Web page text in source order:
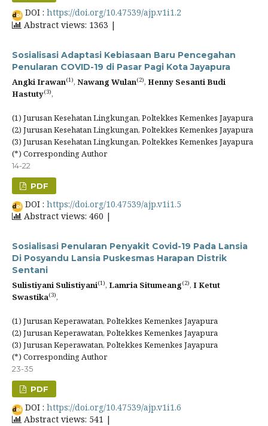
DOI : https://doi.org/10.47539/ajp.v1i1.2
Abstract views: 1363 |
Sosialisasi Adaptasi Kebiasaan Baru Pencegahan
Penularan COVID-19 di Pasar Pagi Kota Jayapura
Angki Irawan(1), Nawang Wulan(2), Henny Sesanti Budi
Hastuty(3),
(1) Jurusan Kesehatan Lingkungan, Poltekkes Kemenkes Jayapura
(2) Jurusan Kesehatan Lingkungan, Poltekkes Kemenkes Jayapura
(3) Jurusan Kesehatan Lingkungan, Poltekkes Kemenkes Jayapura
(*) Corresponding Author
14-22
PDF
DOI : https://doi.org/10.47539/ajp.v1i1.5
Abstract views: 460 |
Sosialisasi Penularan Penyakit Covid-19 Pada Lansia
Di Posyandu Lansia Puskesmas Harapan Distrik
Sentani
Sulistiyani Sulistiyani(1), Lamria Situmeang(2), I Ketut
Swastika(3),
(1) Jurusan Keperawatan, Poltekkes Kemenkes Jayapura
(2) Jurusan Keperawatan, Poltekkes Kemenkes Jayapura
(3) Jurusan Keperawatan, Poltekkes Kemenkes Jayapura
(*) Corresponding Author
23-35
PDF
DOI : https://doi.org/10.47539/ajp.v1i1.6
Abstract views: 541 |